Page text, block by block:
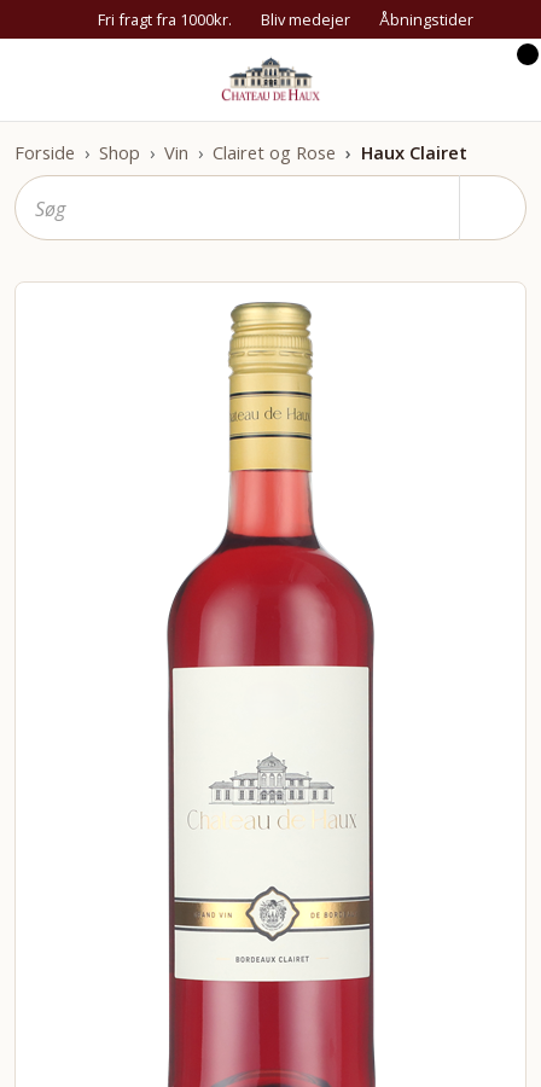
Fri fragt fra 1000kr. Bliv medejer Åbningstider
Forside Shop Vin Clairet og Rose Haux Clairet